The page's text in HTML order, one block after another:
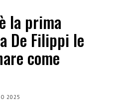
la prima
De Filippi le
come
2025